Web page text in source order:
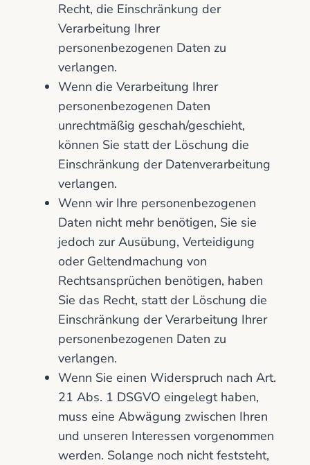
Recht, die Einschränkung der
Verarbeitung Ihrer
personenbezogenen Daten zu
verlangen.
Wenn die Verarbeitung Ihrer
personenbezogenen Daten
unrechtmäßig geschah/geschieht,
können Sie statt der Löschung die
Einschränkung der Datenverarbeitung
verlangen.
Wenn wir Ihre personenbezogenen
Daten nicht mehr benötigen, Sie sie
jedoch zur Ausübung, Verteidigung
oder Geltendmachung von
Rechtsansprüchen benötigen, haben
Sie das Recht, statt der Löschung die
Einschränkung der Verarbeitung Ihrer
personenbezogenen Daten zu
verlangen.
Wenn Sie einen Widerspruch nach Art.
21 Abs. 1 DSGVO eingelegt haben,
muss eine Abwägung zwischen Ihren
und unseren Interessen vorgenommen
werden. Solange noch nicht feststeht,